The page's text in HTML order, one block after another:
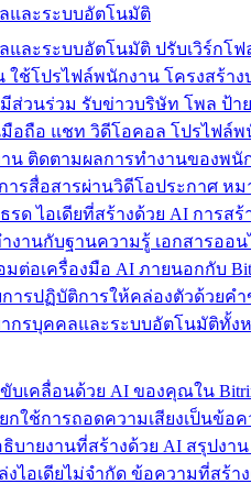
และระบบอัตโนมัติ
และระบบอัตโนมัติ ปรับเวิร์กโ
ใช้โปรไฟล์พนักงาน โครงสร้าง
ส่วนร่วม รับข่าวบริษัท โพล ป้
อถือ แชท วิดีโอคอล โปรไฟล์พ
น ติดตามผลการทำงานของพนั
การสื่อสารผ่านวิดีโอประกาศ ห
ธรด ไอเดียที่สร้างด้วย AI การ
งานกับฐานความรู้ เอกสารออ
มต่อเครื่องมือ AI ภายนอกกับ
ารปฏิบัติการให้คล่องตัวด้วยค
รบุคคลและระบบอัตโนมัติทั้ง
บเคลื่อนด้วย AI ของคุณใน
ยกใช้การถอดความเสียงเป็นข้
บายงานที่สร้างด้วย AI สรุปงา
งไอเดียไม่จำกัด ข้อความที่สร้า